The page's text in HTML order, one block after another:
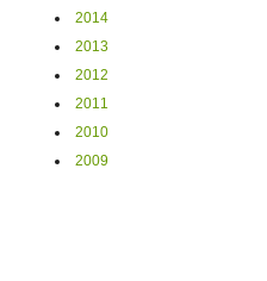
2014
2013
2012
2011
2010
2009